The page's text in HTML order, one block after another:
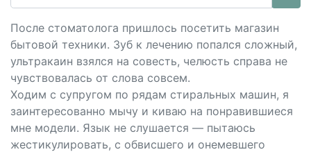
После стоматолога пришлось посетить магазин
бытовой техники. Зуб к лечению попался сложный,
ультракаин взялся на совесть, челюсть справа не
чувствовалась от слова совсем.
Ходим с супругом по рядам стиральных машин, я
заинтересованно мычу и киваю на понравившиеся
мне модели. Язык не слушается — пытаюсь
жестикулировать, с обвисшего и онемевшего